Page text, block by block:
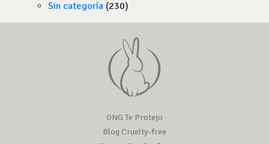
Sin categoría (230)
ONG Te Protejo
Blog Cruelty-free